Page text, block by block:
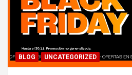
BLOG UNCATEGORIZED